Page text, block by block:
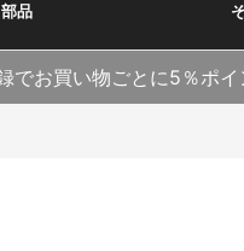
部品
でお買い物ごとに5％ポイ